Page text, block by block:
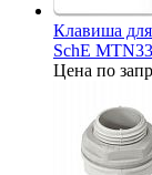
Клавиша
SchE
Цена по